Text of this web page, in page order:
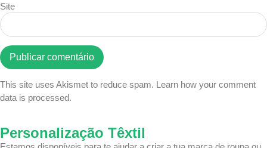
Site
This site uses Akismet to reduce spam. Learn how your comment
data is processed.
Personalização Têxtil